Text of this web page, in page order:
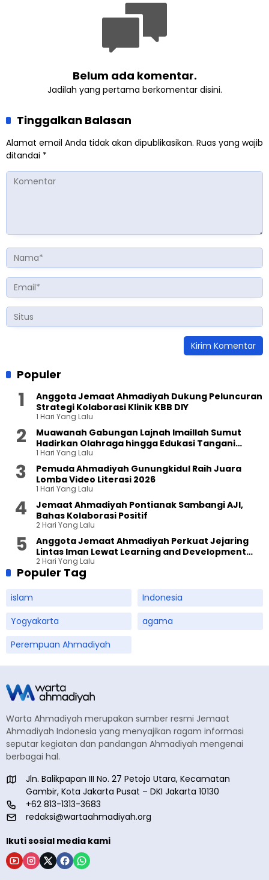
Belum ada komentar.
Jadilah yang pertama berkomentar disini.
Tinggalkan Balasan
Alamat email Anda tidak akan dipublikasikan. Ruas yang wajib
ditandai *
Populer
Anggota Jemaat Ahmadiyah Dukung Peluncuran
Strategi Kolaborasi Klinik KBB DIY
1 Hari Yang Lalu
Muawanah Gabungan Lajnah Imaillah Sumut
Hadirkan Olahraga hingga Edukasi Tangani
Sampah
1 Hari Yang Lalu
Pemuda Ahmadiyah Gunungkidul Raih Juara
Lomba Video Literasi 2026
1 Hari Yang Lalu
Jemaat Ahmadiyah Pontianak Sambangi AJI,
Bahas Kolaborasi Positif
2 Hari Yang Lalu
Anggota Jemaat Ahmadiyah Perkuat Jejaring
Lintas Iman Lewat Learning and Development
Festival di Yogyakarta
2 Hari Yang Lalu
Populer Tag
islam
Indonesia
Yogyakarta
agama
Perempuan Ahmadiyah
Warta Ahmadiyah merupakan sumber resmi Jemaat
Ahmadiyah Indonesia yang menyajikan ragam informasi
seputar kegiatan dan pandangan Ahmadiyah mengenai
berbagai hal.
Jln. Balikpapan III No. 27 Petojo Utara, Kecamatan
Gambir, Kota Jakarta Pusat – DKI Jakarta 10130
+62 813-1313-3683
redaksi@wartaahmadiyah.org
Ikuti sosial media kami